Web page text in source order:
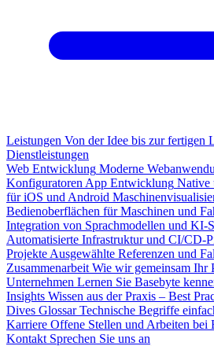
Leistungen Von der Idee bis zur fertigen
Dienstleistungen
Web Entwicklung Moderne
Konfiguratoren App Entwicklung Native
für iOS und Android
Bedienoberflächen für Maschinen und
Integration von Sprachmodellen und KI-
Automatisierte Infrastruktur und CI/CD-
Projekte Ausgewählte Referenzen und
Zusammenarbeit Wie wir gemeinsam Ihr
Unternehmen Lernen Sie Basebyte
Insights Wissen aus der Praxis – Best
Dives Glossar Technische Begriffe
Karriere Offene Stellen und Arbeiten bei
Kontakt Sprechen Sie uns an